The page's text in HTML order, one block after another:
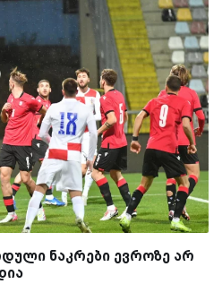
ნაკრები ევროზე არ